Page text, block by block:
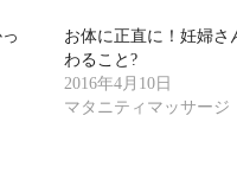
お体に正直に！妊婦さ
わること?
2016年4月10日
マタニティマッサージ